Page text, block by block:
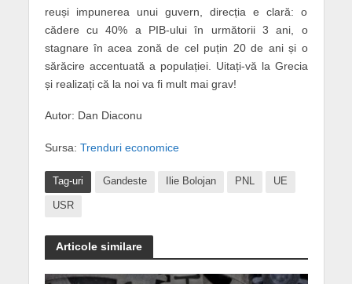
reuși impunerea unui guvern, direcția e clară: o
cădere cu 40% a PIB-ului în următorii 3 ani, o
stagnare în acea zonă de cel puțin 20 de ani și o
sărăcire accentuată a populației. Uitați-vă la Grecia
și realizați că la noi va fi mult mai grav!
Autor: Dan Diaconu
Sursa: Trenduri economice
Tag-uri Gandeste Ilie Bolojan PNL UE
USR
Articole similare